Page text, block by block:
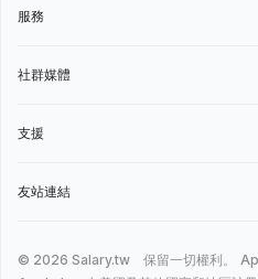
服務
社群媒體
支援
友站連結
© 2026 Salary.tw 保留一切權利。